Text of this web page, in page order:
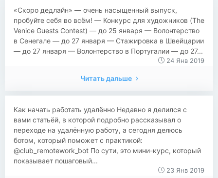
«Скоро дедлайн» — очень насыщенный выпуск,
пробуйте себя во всём! — Конкурс для художников (The
Venice Guests Contest) — до 25 января — Волонтерство
в Сенегале — до 27 января — Стажировка в Швейцарии
— до 27 января — Волонтерство в Португалии — до 27...
24 Янв 2019
Читать дальше
Как начать работать удалённо Недавно я делился с
вами статьёй, в которой подробно рассказывал о
переходе на удалённую работу, а сегодня делюсь
ботом, который поможет с практикой:
@club_remotework_bot По сути, это мини-курс, который
показывает пошаговый...
23 Янв 2019